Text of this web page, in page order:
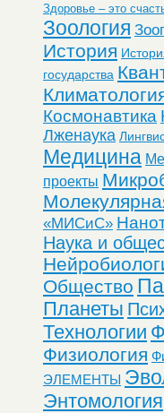
Здоровье – это
Зоология
История
государства
Космонавтика
Лженаука
Медицина
проекты
«МИСиС»
Наука и
Общество
Планеты
Технологии
Физиология
ЭЛЕМЕНТЫ
Энтомология